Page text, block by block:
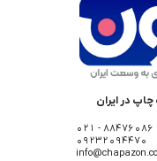
در ایران
88476086 - 021
09232094470